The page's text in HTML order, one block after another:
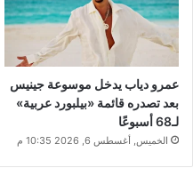
عمرو دياب يدخل موسوعة جينيس
بعد تصدره قائمة «بيلبورد عربية»
لـ68 أسبوعًا
الخميس, أغسطس 6, 2026 10:35 م